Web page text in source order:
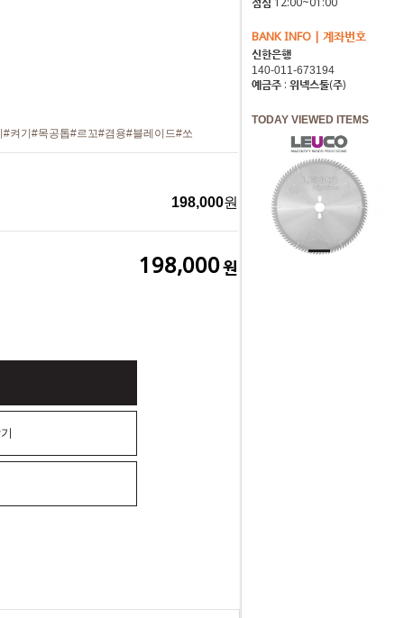
BANK INFO | 계좌번호
신한은행
예금주 : 위넥스툴(주)
TODAY VIEWED ITEMS
#켜기 #목공톱#르꼬#겸용#블레이드#쏘
198,000원
198,000원